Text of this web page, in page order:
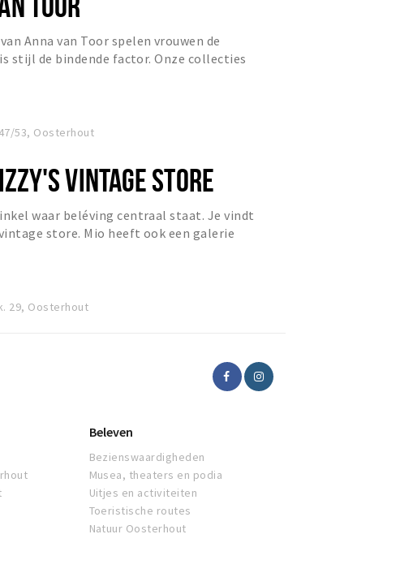
Anna van Toor spelen vrouwen de
stijl de bindende factor. Onze collecties
53, Oosterhout
VINTAGE STORE
waar beléving centraal staat. Je vindt
store. Mio heeft ook een galerie
29, Oosterhout
Beleven
Bezienswaardigheden
Musea, theaters en podia
Uitjes en activiteiten
Toeristische routes
Natuur Oosterhout